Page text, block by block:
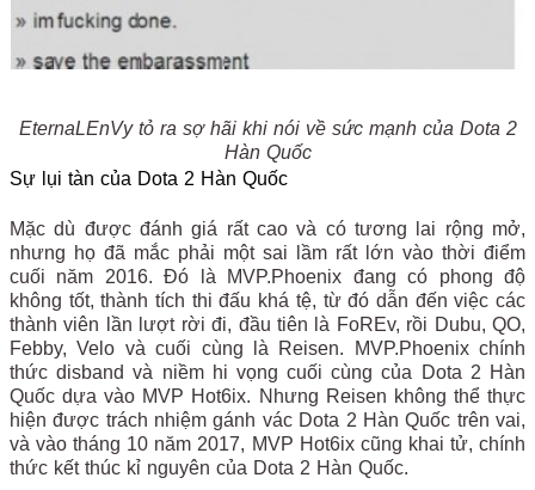
EternaLEnVy tỏ ra sợ hãi khi nói về sức mạnh của Dota 2
Hàn Quốc
Sự lụi tàn của Dota 2 Hàn Quốc
Mặc dù được đánh giá rất cao và có tương lai rộng mở,
nhưng họ đã mắc phải một sai lầm rất lớn vào thời điểm
cuối năm 2016. Đó là MVP.Phoenix đang có phong độ
không tốt, thành tích thi đấu khá tệ, từ đó dẫn đến việc các
thành viên lần lượt rời đi, đầu tiên là FoREv, rồi Dubu, QO,
Febby, Velo và cuối cùng là Reisen. MVP.Phoenix chính
thức disband và niềm hi vọng cuối cùng của Dota 2 Hàn
Quốc dựa vào MVP Hot6ix. Nhưng Reisen không thể thực
hiện được trách nhiệm gánh vác Dota 2 Hàn Quốc trên vai,
và vào tháng 10 năm 2017, MVP Hot6ix cũng khai tử, chính
thức kết thúc kỉ nguyên của Dota 2 Hàn Quốc.